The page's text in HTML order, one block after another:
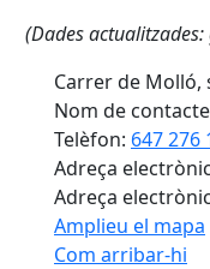
(Dades
Carrer de Molló,
Nom de
Telèfon: 647 276
Adreça
Adreça
Amplieu el mapa
Com arribar-hi